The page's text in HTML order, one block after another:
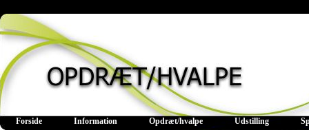
Forside Information Opdræt/hvalpe Udstilling